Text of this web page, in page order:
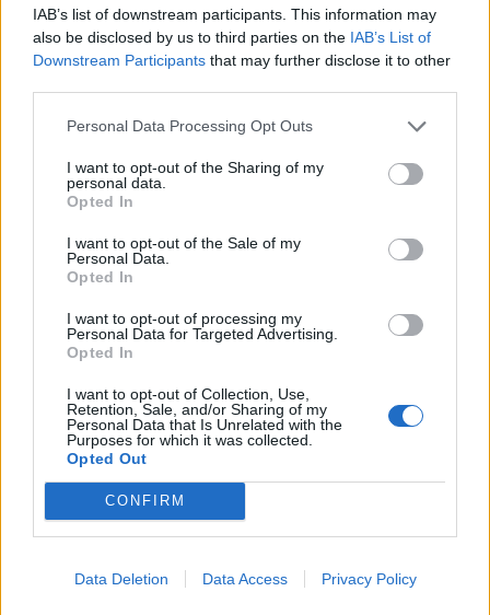
IAB’s list of downstream participants. This information may
also be disclosed by us to third parties on the IAB’s List of
Downstream Participants that may further disclose it to other
Personal Data Processing Opt Outs
I want to opt-out of the Sharing of my
personal data.
Opted In
I want to opt-out of the Sale of my
Personal Data.
Opted In
I want to opt-out of processing my
Personal Data for Targeted Advertising.
Opted In
I want to opt-out of Collection, Use,
Retention, Sale, and/or Sharing of my
Personal Data that Is Unrelated with the
Purposes for which it was collected.
Opted Out
CONFIRM
Data Deletion Data Access Privacy Policy
2026. augusztus 09., vasárnap
Aratókalákával idézték fel a múltat
Csíkszentkirályon